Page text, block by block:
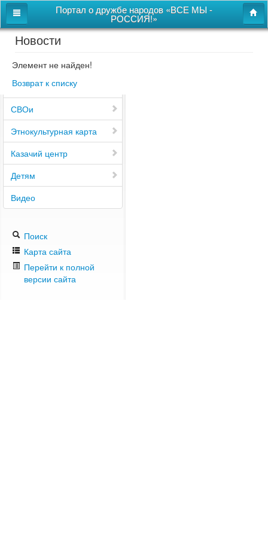
Портал о дружбе народов «ВСЕ МЫ -
РОССИЯ!»
Главная
Дом дружбы народов
Новости
СВОи
Этнокультурная карта
Казачий центр
Детям
Видео
Поиск
Карта сайта
Перейти к полной
версии сайта
Новости
Элемент не найден!
Возврат к списку